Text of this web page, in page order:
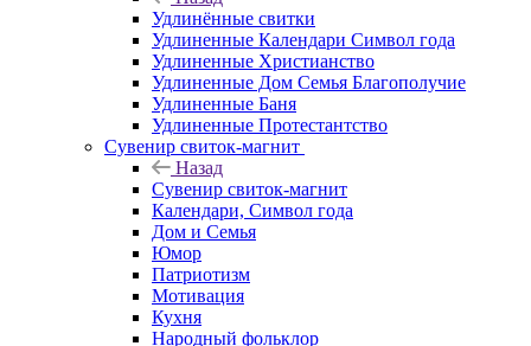
Удлинённые свитки
Удлиненные Календари Символ года
Удлиненные Христианство
Удлиненные Дом Семья Благополучие
Удлиненные Баня
Удлиненные Протестантство
Сувенир свиток-магнит
Назад
Сувенир свиток-магнит
Календари, Символ года
Дом и Семья
Юмор
Патриотизм
Мотивация
Кухня
Народный фольклор